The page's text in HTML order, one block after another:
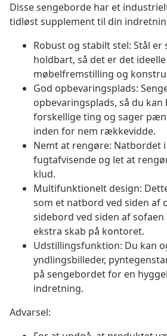
Disse sengeborde har et
tidløst supplement til din
Robust og stabilt stel: Stål
holdbart, så det er det
møbelfremstilling og
God opbevaringsplads:
opbevaringsplads, så du kan
forskellige ting og sager
inden for nem rækkevidde.
Nemt at rengøre: Natbordet
fugtafvisende og let at
klud.
Multifunktionelt design:
som et natbord ved siden af
sidebord ved siden af
ekstra skab på kontoret.
Udstillingsfunktion: Du kan
yndlingsbilleder,
på sengebordet for en
indretning.
Advarsel: